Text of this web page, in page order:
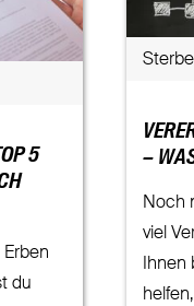
5
du
–
Noch
viel
Ihnen